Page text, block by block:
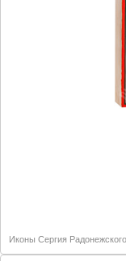
Иконы Сергия Радонежского